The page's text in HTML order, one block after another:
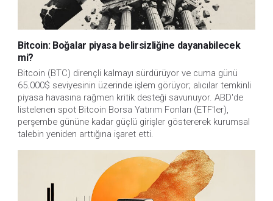
Bitcoin: Boğalar piyasa belirsizliğine dayanabilecek
mi?
Bitcoin (BTC) dirençli kalmayı sürdürüyor ve cuma günü
65.000$ seviyesinin üzerinde işlem görüyor; alıcılar temkinli
piyasa havasına rağmen kritik desteği savunuyor. ABD'de
listelenen spot Bitcoin Borsa Yatırım Fonları (ETF'ler),
perşembe gününe kadar güçlü girişler göstererek kurumsal
talebin yeniden arttığına işaret etti.